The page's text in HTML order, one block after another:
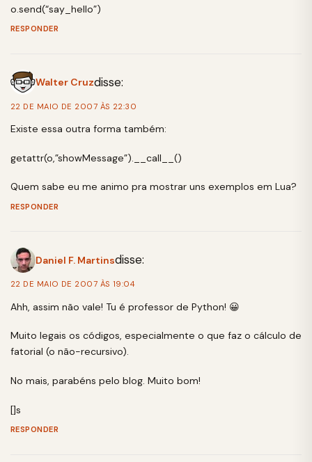
o.send(“say_hello”)
RESPONDER
Walter Cruzdisse:
22 DE MAIO DE 2007 ÀS 22:30
Existe essa outra forma também:
getattr(o,”showMessage”).__call__()
Quem sabe eu me animo pra mostrar uns exemplos em Lua?
RESPONDER
Daniel F. Martinsdisse:
22 DE MAIO DE 2007 ÀS 19:04
Ahh, assim não vale! Tu é professor de Python! 😀
Muito legais os códigos, especialmente o que faz o cálculo de
fatorial (o não-recursivo).
No mais, parabéns pelo blog. Muito bom!
[]s
RESPONDER